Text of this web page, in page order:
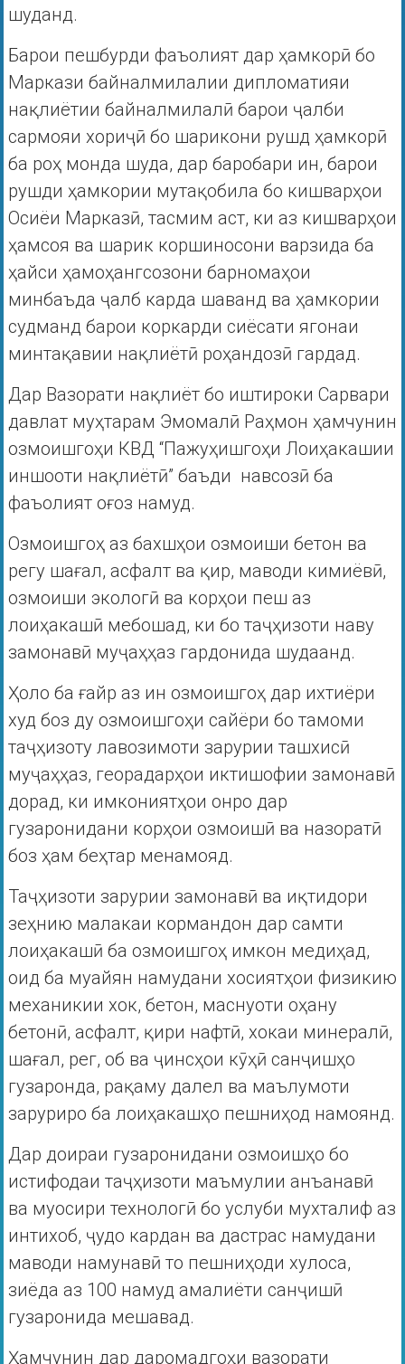
шуданд.
Барои пешбурди фаъолият дар ҳамкорӣ бо
Маркази байналмилалии дипломатияи
нақлиётии байналмилалӣ барои ҷалби
сармояи хориҷӣ бо шарикони рушд ҳамкорӣ
ба роҳ монда шуда, дар баробари ин, барои
рушди ҳамкории мутақобила бо кишварҳои
Осиёи Марказӣ, тасмим аст, ки аз кишварҳои
ҳамсоя ва шарик коршиносони варзида ба
ҳайси ҳамоҳангсозони барномаҳои
минбаъда ҷалб карда шаванд ва ҳамкории
судманд барои коркарди сиёсати ягонаи
минтақавии нақлиётӣ роҳандозӣ гардад.
Дар Вазорати нақлиёт бо иштироки Сарвари
давлат муҳтарам Эмомалӣ Раҳмон ҳамчунин
озмоишгоҳи КВД “Пажуҳишгоҳи Лоиҳакашии
иншооти нақлиётӣ” баъди навсозӣ ба
фаъолият оғоз намуд.
Озмоишгоҳ аз бахшҳои озмоиши бетон ва
регу шағал, асфалт ва қир, маводи кимиёвӣ,
озмоиши экологӣ ва корҳои пеш аз
лоиҳакашӣ мебошад, ки бо таҷҳизоти наву
замонавӣ муҷаҳҳаз гардонида шудаанд.
Ҳоло ба ғайр аз ин озмоишгоҳ дар ихтиёри
худ боз ду озмоишгоҳи сайёри бо тамоми
таҷҳизоту лавозимоти зарурии ташхисӣ
муҷаҳҳаз, георадарҳои иктишофии замонавӣ
дорад, ки имкониятҳои онро дар
гузаронидани корҳои озмоишӣ ва назоратӣ
боз ҳам беҳтар менамояд.
Таҷҳизоти зарурии замонавӣ ва иқтидори
зеҳнию малакаи кормандон дар самти
лоиҳакашӣ ба озмоишгоҳ имкон медиҳад,
оид ба муайян намудани хосиятҳои физикию
механикии хок, бетон, маснуоти оҳану
бетонӣ, асфалт, қири нафтӣ, хокаи минералӣ,
шағал, рег, об ва ҷинсҳои кӯҳӣ санҷишҳо
гузаронда, рақаму далел ва маълумоти
заруриро ба лоиҳакашҳо пешниҳод намоянд.
Дар доираи гузаронидани озмоишҳо бо
истифодаи таҷҳизоти маъмулии анъанавӣ
ва муосири технологӣ бо услуби мухталиф аз
интихоб, ҷудо кардан ва дастрас намудани
маводи намунавӣ то пешниҳоди хулоса,
зиёда аз 100 намуд амалиёти санҷишӣ
гузаронида мешавад.
Ҳамчунин дар даромадгоҳи вазорати